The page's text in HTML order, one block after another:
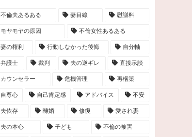
不倫夫あるある 妻目線 慰謝料
モヤモヤの原因 不倫女性あるある
妻の権利 行動しなかった後悔 自分軸
弁護士 裁判 夫の逆ギレ 直接示談
カウンセラー 危機管理 再構築
自尊心 自己肯定感 アドバイス 不安
夫依存 離婚 修復 愛され妻
夫の本心 子ども 不倫の被害